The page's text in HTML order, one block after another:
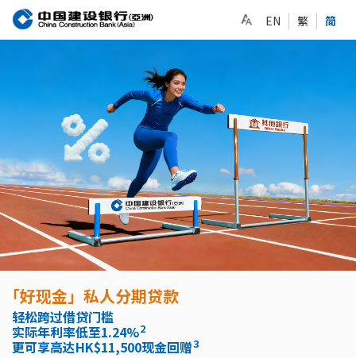
EN 繁 简
「好现金」私人分期贷款
轻松跨过借贷门槛
实际年利率低至1.24%2
更可享高达HK$11,500现金回赠3